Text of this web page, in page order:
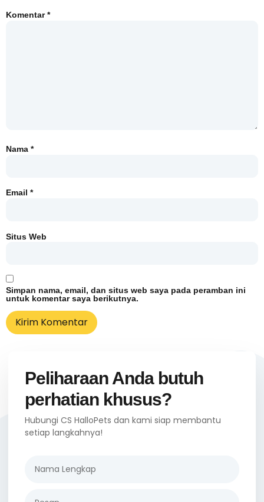
Komentar*
Nama *
Email *
Situs Web
Simpan nama, email, dan situs web saya pada peramban ini
untuk komentar saya berikutnya.
Peliharaan Anda butuh
perhatian khusus?
Hubungi CS HalloPets dan kami siap membantu
setiap langkahnya!